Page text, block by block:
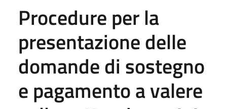
Procedure per la
presentazione delle
domande di sostegno
e pagamento a valere